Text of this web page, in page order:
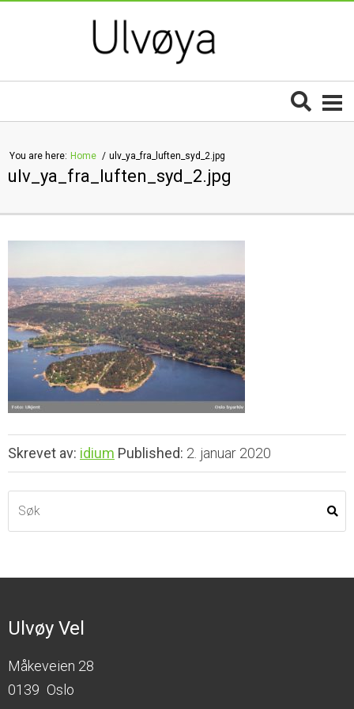
You are here: Home ulv_ya_fra_luften_syd_2.jpg
ulv_ya_fra_luften_syd_2.jpg
Skrevet av: idium Published: 2. januar 2020
Ulvøy Vel
Måkeveien 28
0139 Oslo